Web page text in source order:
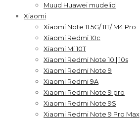
Muud Huawei mudelid
Xiaomi
Xiaomi Note 11 5G/ 11T/ M4 Pro
Xiaomi Redmi 10c
Xiaomi Mi 10T
Xiaomi Redmi Note 10 | 10s
Xiaomi Redmi Note 9
Xiaomi Redmi 9A
Xiaomi Redmi Note 9 pro
Xiaomi Redmi Note 9S
Xiaomi Redmi Note 9 Pro Max